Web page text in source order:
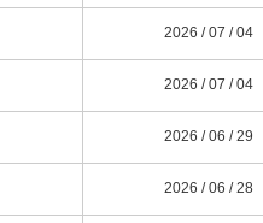
2026 / 07 / 04
2026 / 07 / 04
2026 / 06 / 29
2026 / 06 / 28